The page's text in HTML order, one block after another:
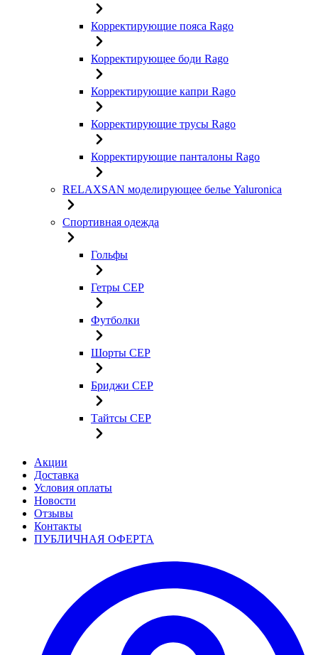
Корректирующие пояса Rago
Корректирующее боди Rago
Корректирующие капри Rago
Корректирующие трусы Rago
Корректирующие панталоны Rago
RELAXSAN моделирующее белье Yaluroniсa
Спортивная одежда
Гольфы
Гетры CEP
Футболки
Шорты CEP
Бриджи CEP
Тайтсы CEP
Акции
Доставка
Условия оплаты
Новости
Отзывы
Контакты
ПУБЛИЧНАЯ ОФЕРТА